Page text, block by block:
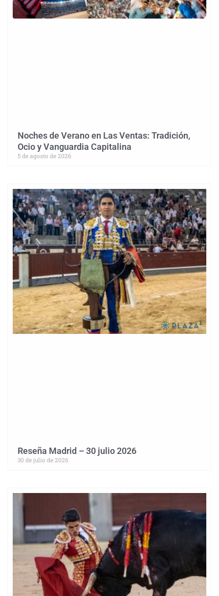
Noches de Verano en Las Ventas: Tradición,
Ocio y Vanguardia Capitalina
5 de agosto de 2026
Reseña Madrid – 30 julio 2026
30 de julio de 2026